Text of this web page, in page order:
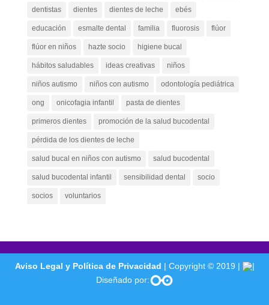
dentistas dientes dientes de leche ebés
educación esmalte dental familia fluorosis flúor
flúor en niños hazte socio higiene bucal
hábitos saludables ideas creativas niños
niños autismo niños con autismo odontología pediátrica
ong onicofagia infantil pasta de dientes
primeros dientes promoción de la salud bucodental
pérdida de los dientes de leche
salud bucal en niños con autismo salud bucodental
salud bucodental infantil sensibilidad dental socio
socios voluntarios
Aviso Legal y Política de Privacidad | Copyright © 2019 |
|
Diseñado por: